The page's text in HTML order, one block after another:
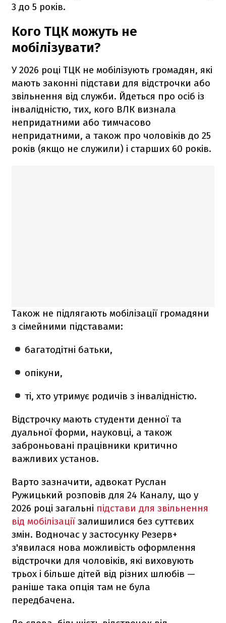
3 до 5 років.
Кого ТЦК можуть не
мобілізувати?
У 2026 році ТЦК не мобілізують громадян, які
мають законні підстави для відстрочки або
звільнення від служби. Йдеться про осіб із
інвалідністю, тих, кого ВЛК визнала
непридатними або тимчасово
непридатними, а також про чоловіків до 25
років (якщо не служили) і старших 60 років.
Також не підлягають мобілізації громадяни
з сімейними підставами:
багатодітні батьки,
опікуни,
ті, хто утримує родичів з інвалідністю.
Відстрочку мають студенти денної та
дуальної форми, науковці, а також
заброньовані працівники критично
важливих установ.
Варто зазначити, адвокат Руслан
Ружицький розповів для 24 Каналу, що у
2026 році загальні підстави для звільнення
від мобілізації залишилися без суттєвих
змін. Водночас у застосунку Резерв+
з'явилася нова можливість оформлення
відстрочки для чоловіків, які виховують
трьох і більше дітей від різних шлюбів —
раніше така опція там не була
передбачена.